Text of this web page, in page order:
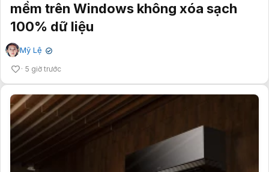
mềm trên Windows không xóa sạch
100% dữ liệu
Mỹ Lệ ✔
5 giờ trước